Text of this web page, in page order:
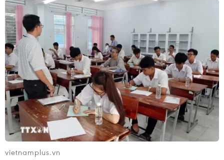
vietnamplus.vn